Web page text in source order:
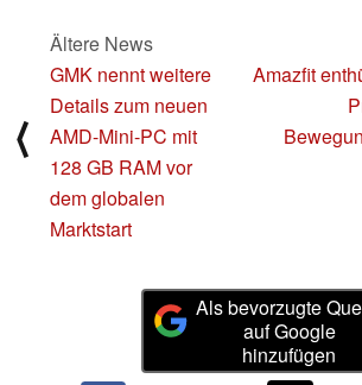
⟨
Ältere News
GMK nennt weitere
Details zum neuen
AMD-Mini-PC mit
128 GB RAM vor
dem globalen
Marktstart
Amazfit
Als bevorzugte
auf Google
hinzufügen